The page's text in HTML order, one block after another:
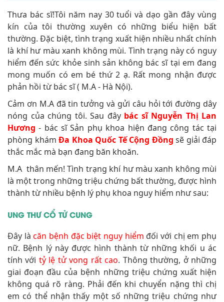
Thưa bác sĩ!Tôi năm nay 30 tuổi và dạo gần đây vùng
kín của tôi thường xuyên có những biểu hiện bất
thường. Đặc biệt, tình trạng xuất hiện nhiều nhất chính
là khí hư màu xanh không mùi. Tình trạng này có nguy
hiểm đến sức khỏe sinh sản không bác sĩ tại em đang
mong muốn có em bé thứ 2 ạ. Rất mong nhận được
phản hồi từ bác sĩ ( M.A - Hà Nội).
Cảm ơn M.A đã tin tưởng và gửi câu hỏi tới đường dây
nóng của chúng tôi. Sau đây bác sĩ Nguyễn Thị Lan
Hương - bác sĩ Sản phụ khoa hiện đang công tác tại
phòng khám Đa Khoa Quốc Tế Cộng Đồng sẽ giải đáp
thắc mắc mà bạn đang băn khoăn.
M.A thân mến! Tình trạng khí hư màu xanh không mùi
là một trong những triệu chứng bất thường, được hình
thành từ nhiều bệnh lý phụ khoa nguy hiểm như sau:
UNG THƯ CỔ TỬ CUNG
Đây là căn bệnh đặc biệt nguy hiểm đối với chị em phụ
nữ. Bệnh lý này được hình thành từ những khối u ác
tính với tỷ lệ tử vong rất cao. Thông thường, ở những
giai đoạn đầu của bệnh những triệu chứng xuất hiện
không quá rõ ràng. Phải đến khi chuyển nặng thì chị
em có thể nhận thấy một số những triệu chứng như